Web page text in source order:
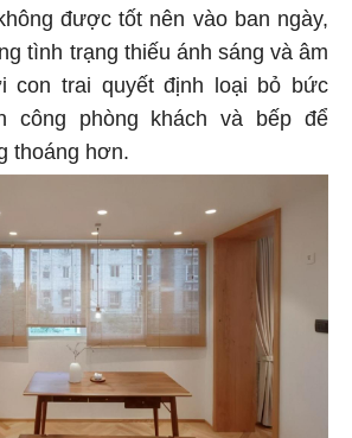
được tốt nên vào ban ngày,
tình trạng thiếu ánh sáng và âm
con trai quyết định loại bỏ bức
công phòng khách và bếp để
thoáng hơn.